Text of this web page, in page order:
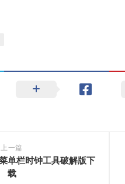
上一篇
单栏时钟工具破解版下
载